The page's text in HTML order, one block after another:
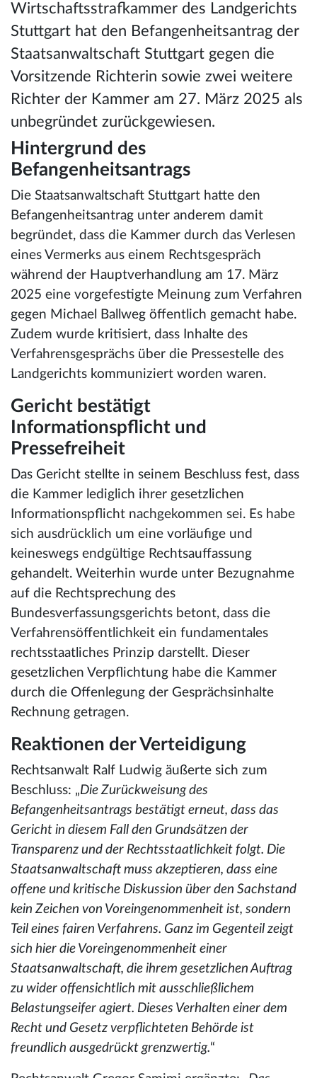
Wirtschaftsstrafkammer des Landgerichts
Stuttgart hat den Befangenheitsantrag der
Staatsanwaltschaft Stuttgart gegen die
Vorsitzende Richterin sowie zwei weitere
Richter der Kammer am 27. März 2025 als
unbegründet zurückgewiesen.
Hintergrund des
Befangenheitsantrags
Die Staatsanwaltschaft Stuttgart hatte den
Befangenheitsantrag unter anderem damit
begründet, dass die Kammer durch das Verlesen
eines Vermerks aus einem Rechtsgespräch
während der Hauptverhandlung am 17. März
2025 eine vorgefestigte Meinung zum Verfahren
gegen Michael Ballweg öffentlich gemacht habe.
Zudem wurde kritisiert, dass Inhalte des
Verfahrensgesprächs über die Pressestelle des
Landgerichts kommuniziert worden waren.
Gericht bestätigt
Informationspflicht und
Pressefreiheit
Das Gericht stellte in seinem Beschluss fest, dass
die Kammer lediglich ihrer gesetzlichen
Informationspflicht nachgekommen sei. Es habe
sich ausdrücklich um eine vorläufige und
keineswegs endgültige Rechtsauffassung
gehandelt. Weiterhin wurde unter Bezugnahme
auf die Rechtsprechung des
Bundesverfassungsgerichts betont, dass die
Verfahrensöffentlichkeit ein fundamentales
rechtsstaatliches Prinzip darstellt. Dieser
gesetzlichen Verpflichtung habe die Kammer
durch die Offenlegung der Gesprächsinhalte
Rechnung getragen.
Reaktionen der Verteidigung
Rechtsanwalt Ralf Ludwig äußerte sich zum
Beschluss: „Die Zurückweisung des
Befangenheitsantrags bestätigt erneut, dass das
Gericht in diesem Fall den Grundsätzen der
Transparenz und der Rechtsstaatlichkeit folgt. Die
Staatsanwaltschaft muss akzeptieren, dass eine
offene und kritische Diskussion über den Sachstand
kein Zeichen von Voreingenommenheit ist, sondern
Teil eines fairen Verfahrens. Ganz im Gegenteil zeigt
sich hier die Voreingenommenheit einer
Staatsanwaltschaft, die ihrem gesetzlichen Auftrag
zu wider offensichtlich mit ausschließlichem
Belastungseifer agiert. Dieses Verhalten einer dem
Recht und Gesetz verpflichteten Behörde ist
freundlich ausgedrückt grenzwertig.“